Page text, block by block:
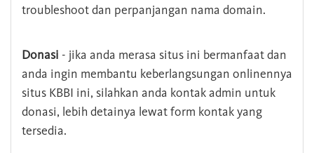
troubleshoot dan perpanjangan nama domain.
Donasi - jika anda merasa situs ini bermanfaat dan
anda ingin membantu keberlangsungan onlinennya
situs KBBI ini, silahkan anda kontak admin untuk
donasi, lebih detainya lewat form kontak yang
tersedia.